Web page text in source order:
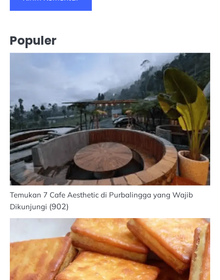
Populer
Temukan 7 Cafe Aesthetic di Purbalingga yang Wajib
Dikunjungi (902)